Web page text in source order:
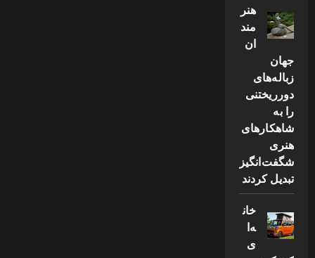
هنر
مند
ان
جهان
زباله‌های
دورریختنی
را به
شاهکارهای
هنری
شگفت‌انگیز
تبدیل کردند
خان
ه‌ا
ی